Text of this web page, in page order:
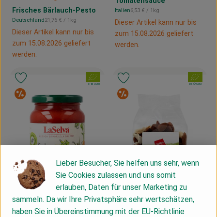
Frisches Bärlauch-Pesto
, Herkunft:
Deutschland, Referenzpreis:
21,76 € / 1kg
Dieser Artikel kann nur bis
zum 15.08.2026 geliefert
werden.
, Herkunft:
Italien, Referenzpreis:
6,53 € / 1kg
Dieser Artikel kann nur bis
zum 15.08.2026 geliefert
werden.
, Verband:
, Kontrollstelle:
IT-BIO-006
Sonderangebot
Produkt zu Favouriten hinzufügen
, Verband:
, Kontrollstelle:
DE-ÖKO-001
Sonderangebot
Produkt zu Favouriten hinzufügen
Lieber Besucher, Sie helfen uns sehr, wenn
Sie Cookies zulassen und uns somit
erlauben, Daten für unser Marketing zu
sammeln. Da wir Ihre Privatsphäre sehr wertschätzen,
haben Sie in Übereinstimmung mit der EU-Richtlinie